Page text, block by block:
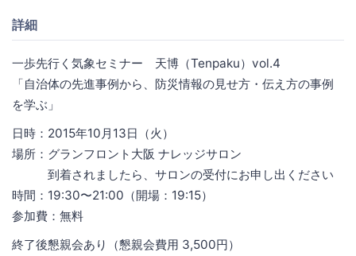
詳細
一歩先行く気象セミナー 天博（Tenpaku）vol.4
「自治体の先進事例から、防災情報の見せ方・伝え方の事例
を学ぶ」
日時：2015年10月13日（火）
場所：グランフロント大阪 ナレッジサロン
到着されましたら、サロンの受付にお申し出ください
時間：19:30〜21:00（開場：19:15）
参加費：無料
終了後懇親会あり（懇親会費用 3,500円）